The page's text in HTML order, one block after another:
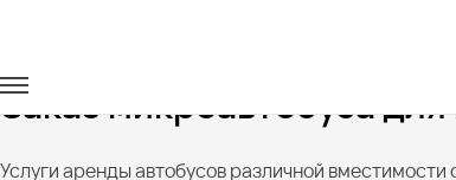
Заказ микроавтобуса
Услуги аренды автобусов различной